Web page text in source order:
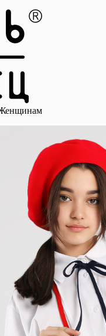
Брюки для мальчиков
Юбки